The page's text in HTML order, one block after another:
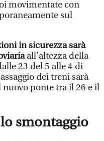
movimentate con
sul
in sicurezza sarà
all’altezza della
23 del 5 alle 4 di
dei treni sarà
ponte tra il 26 e il
smontaggio